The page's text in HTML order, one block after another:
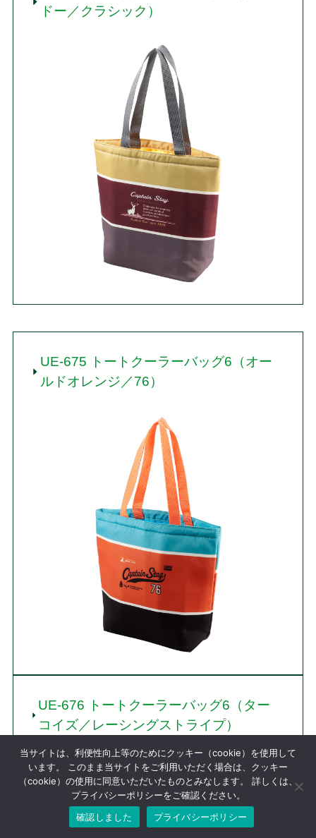
ドー／クラシック）
UE-675 トートクーラーバッグ6（オー
ルドオレンジ／76）
UE-676 トートクーラーバッグ6（ター
コイズ／レーシングストライプ）
当サイトは、利便性向上等のためにクッキー（cookie）を使用して
います。 このまま当サイトをご利用いただく場合は、クッキー
（cookie）の使用に同意いただいたものとみなします。 詳しくは、
プライバシーポリシーをご確認ください。
確認しました
プライバシーポリシー